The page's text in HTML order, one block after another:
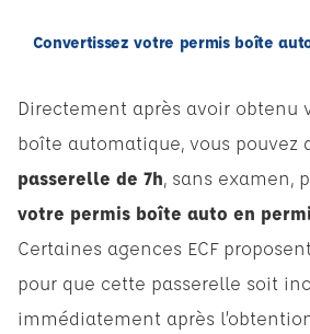
Convertissez votre permis boîte
Directement après avoir obtenu
boîte automatique, vous pouvez
passerelle de 7h, sans examen,
votre permis boîte auto en
Certaines agences ECF
pour que cette passerelle soit
immédiatement après